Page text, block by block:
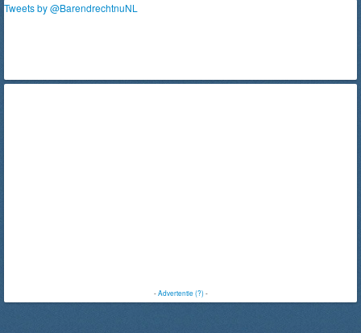
Tweets by @BarendrechtnuNL
-Advertentie (?)-